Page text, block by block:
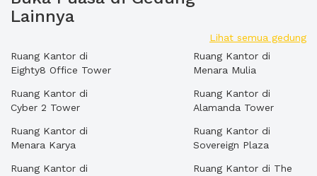
Lainnya
Lihat semua gedung
Ruang Kantor di
Eighty8 Office Tower
Ruang Kantor di
Cyber 2 Tower
Ruang Kantor di
Menara Karya
Ruang Kantor di
Ruang Kantor di
Menara Mulia
Ruang Kantor di
Alamanda Tower
Ruang Kantor di
Sovereign Plaza
Ruang Kantor di The